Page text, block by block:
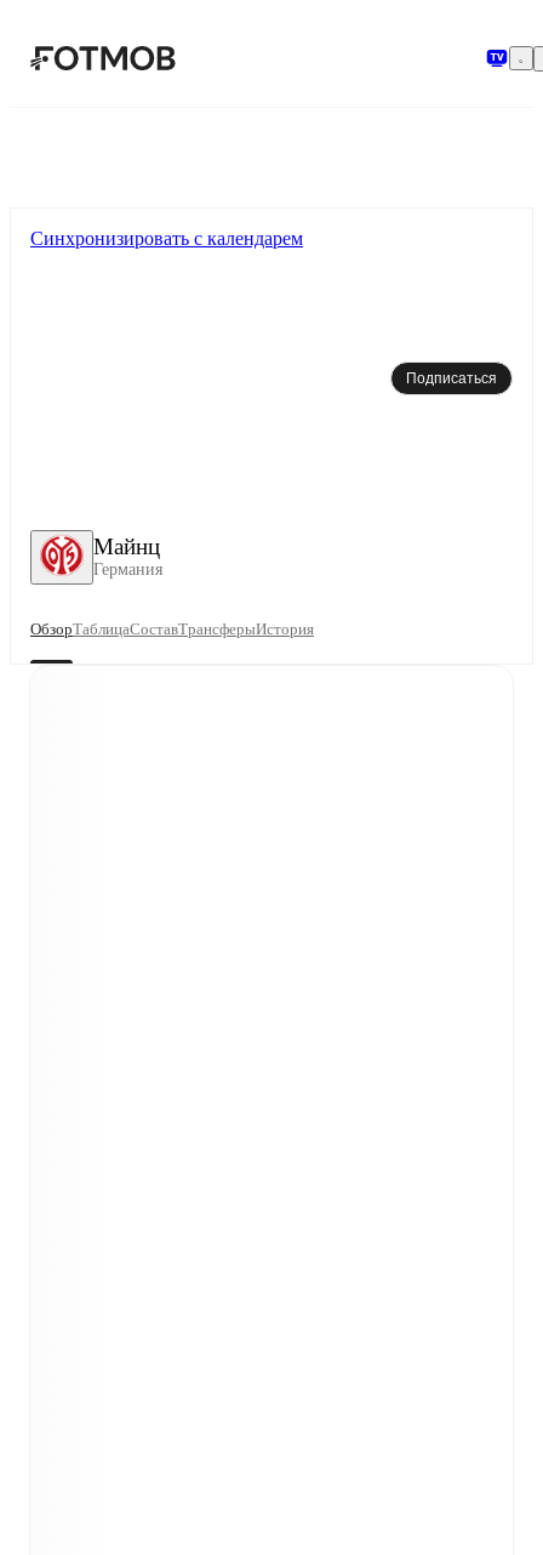
Майнц
Германия
Синхронизировать с календарем
Подписаться
ОбзорТаблицаСоставТрансферыИстория